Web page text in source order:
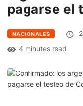
pagarse el
NACIONALES
4 minutes read